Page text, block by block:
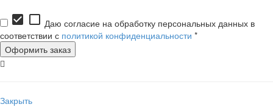
check_box check_box_outline_blank Даю согласие на обработку персональных данных в
соответствии с политикой конфиденциальности *
Закрыть